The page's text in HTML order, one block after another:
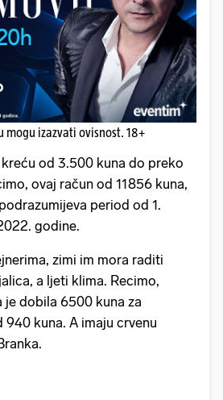
mogu izazvati ovisnost. 18+
od 3.500 kuna do preko
ovaj račun od 11856 kuna,
period od 1.
godine.
zimi im mora raditi
a ljeti klima. Recimo,
dobila 6500 kuna za
kuna. A imaju crvenu